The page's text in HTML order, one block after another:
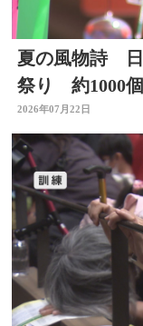
夏の風物詩 日
祭り 約1000
2026年07月22日